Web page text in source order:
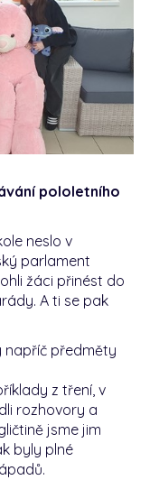
pololetního
neslo v
parlament
žáci přinést do
A ti se pak
napříč předměty
z tření, v
rozhovory a
jsme jim
byly plné